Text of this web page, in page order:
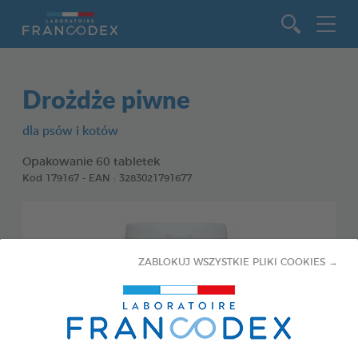
ZABLOKUJ WSZYSTKIE PLIKI COOKIES →
Drożdże piwne
dla psów i kotów
Opakowanie 60 tabletek
Kod 179167 - EAN : 3283021791677